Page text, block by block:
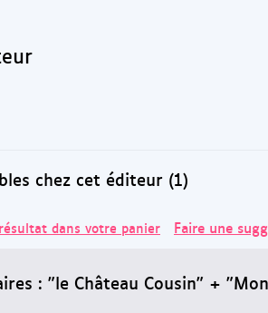
chez cet éditeur (1)
dans votre panier Faire une
: "le Château Cousin" +